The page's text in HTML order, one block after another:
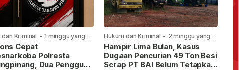
dan Kriminal - 1 minggu yang
Cepat
Polresta
Dua Pengguna
Hukum dan Kriminal - 2 minggu yang
lalu
Hampir Lima Bulan, Kasus
Dugaan Pencurian 49 Ton Besi
Scrap PT BAI Belum Tetapkan